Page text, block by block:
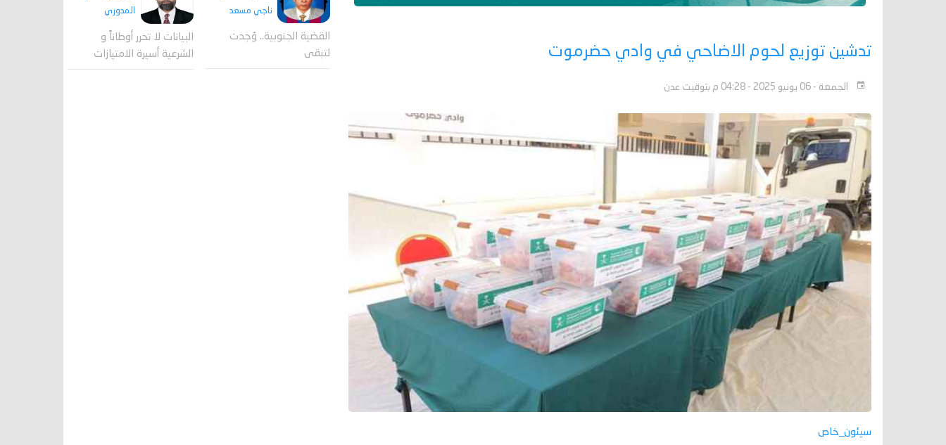
تدشين توزيع لحوم الاضاحي في وادي حضرموت
الجمعة - 06 يونيو 2025 - 04:28 م بتوقيت عدن
سيئون_خاص
ناجي مسعد
القضية الجنوبية.. وُجدت
لتبقى
المدوري
البيانات لا تحرر أوطاناً و
الشرعية أسيرة الامتيازات